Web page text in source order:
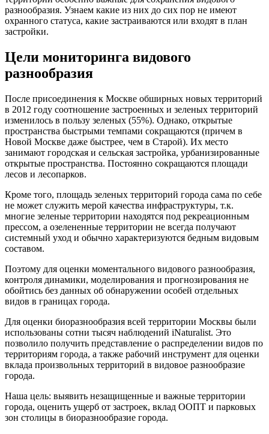
разнообразия. Узнаем какие из них до сих пор не имеют
охранного статуса, какие застраиваются или входят в план
застройки.
Цели мониторинга видового
разнообразия
После присоединения к Москве обширных новых территорий
в 2012 году соотношение застроенных и зеленых территорий
изменилось в пользу зеленых (55%). Однако, открытые
пространства быстрыми темпами сокращаются (причем в
Новой Москве даже быстрее, чем в Старой). Их место
занимают городская и сельская застройка, урбанизированные
открытые пространства. Постоянно сокращаются площади
лесов и лесопарков.
Кроме того, площадь зеленых территорий города сама по себе
не может служить мерой качества инфраструктуры, т.к.
многие зеленые территории находятся под рекреационным
прессом, а озелененные территории не всегда получают
системный уход и обычно характеризуются бедным видовым
составом.
Поэтому для оценки моментального видового разнообразия,
контроля динамики, моделирования и прогнозирования не
обойтись без данных об обнаружении особей отдельных
видов в границах города.
Для оценки биоразнообразия всей территории Москвы были
использованы сотни тысяч наблюдений iNaturalist. Это
позволило получить представление о распределении видов по
территориям города, а также рабочий инструмент для оценки
вклада произвольных территорий в видовое разнообразие
города.
Наша цель: выявить незащищенные и важные территории
города, оценить ущерб от застроек, вклад ООПТ и парковых
зон столицы в биоразнообразие города.